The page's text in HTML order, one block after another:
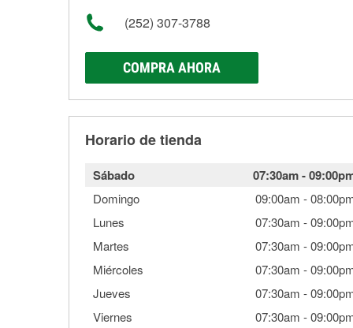
(252) 307-3788
COMPRA AHORA
Horario de tienda
Sábado 07:30am-
Domingo 09:00am -
Lunes
07:30am -
Martes
07:30am -
Miércoles
07:30am -
Jueves
07:30am -
Viernes
07:30am -